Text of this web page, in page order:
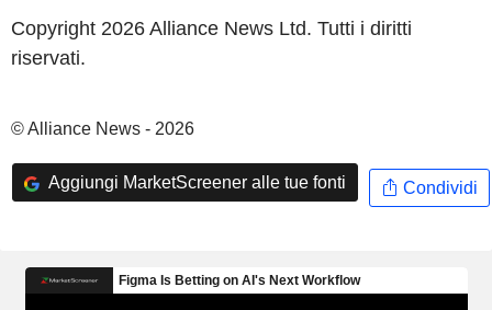
Copyright 2026 Alliance News Ltd. Tutti i diritti
riservati.
© Alliance News - 2026
Aggiungi MarketScreener alle tue fonti Condividi